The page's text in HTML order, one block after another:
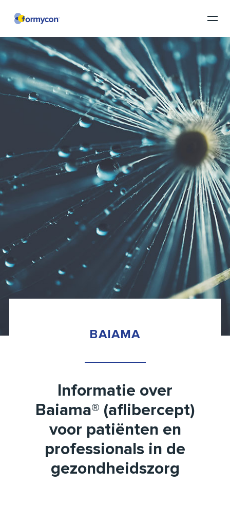
BAIAMA
Informatie over
Baiama® (aflibercept)
voor patiënten en
professionals in de
gezondheidszorg